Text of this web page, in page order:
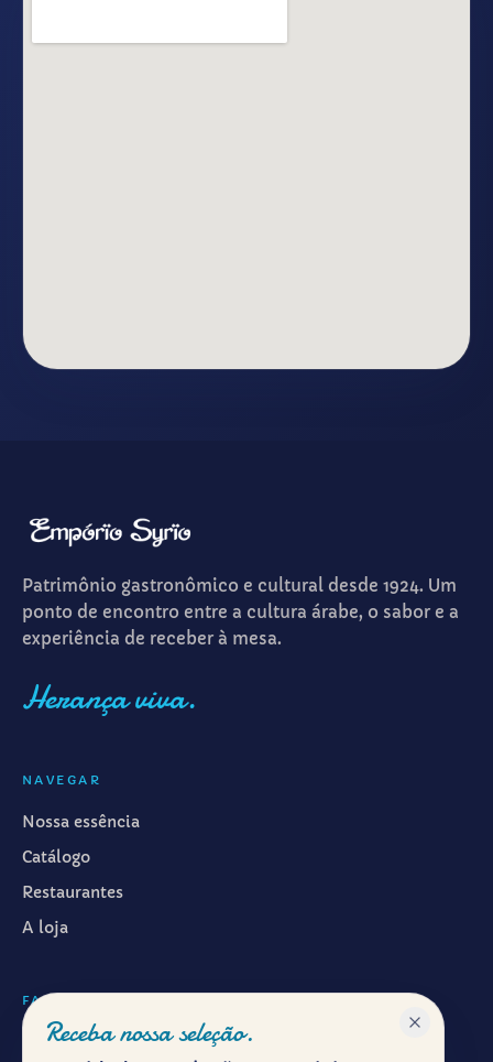
Patrimônio gastronômico e cultural desde 1924. Um
ponto de encontro entre a cultura árabe, o sabor e a
experiência de receber à mesa.
Herança viva.
NAVEGAR
Nossa essência
Catálogo
Restaurantes
A loja
FALAR CONOSCO
WhatsApp ·(11) 99601-7286
Receba nossa seleção.